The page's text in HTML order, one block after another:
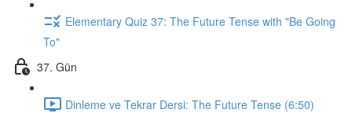
Elementary Quiz 37: The Future Tense with "Be Going
To"
37. Gün
Dinleme ve Tekrar Dersi: The Future Tense (6:50)